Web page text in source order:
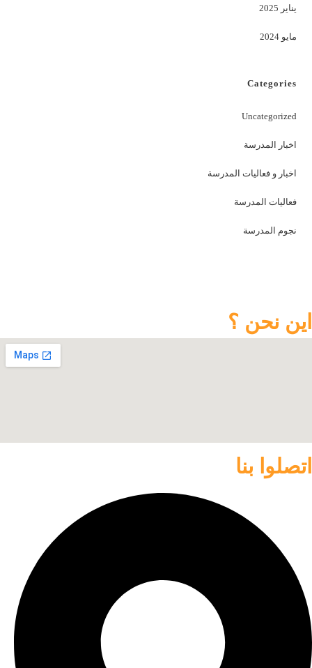
يناير 2025
مايو 2024
Categories
Uncategorized
اخبار المدرسة
اخبار و فعاليات المدرسة
فعاليات المدرسة
نجوم المدرسة
اين نحن ؟
اتصلوا بنا